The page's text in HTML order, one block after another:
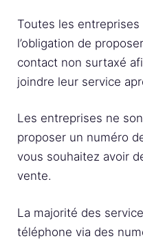
Toutes les
l’obligation de
contact non surtaxé
joindre leur service
Les entreprises ne
proposer un numéro
vous souhaitez avoir
vente.
La majorité des
téléphone via des